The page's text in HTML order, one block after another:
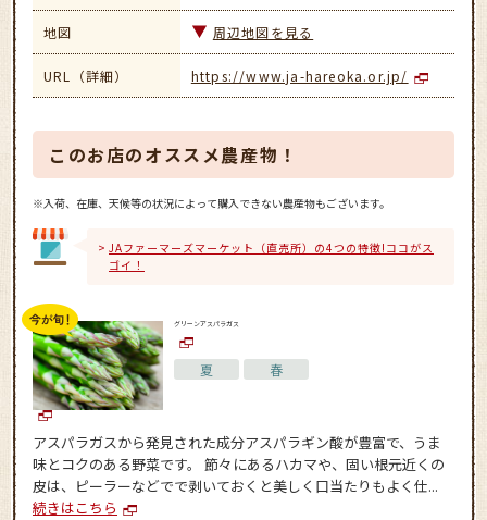
地図 周辺地図を見る
URL（詳細） https://www.ja-hareoka.or.jp/
このお店のオススメ農産物！
※入荷、在庫、天候等の状況によって購入できない農産物もございます。
JAファーマーズマーケット（直売所）の4つの特徴!ココがス
ゴイ！
グリーンアスパラガス
夏 春
アスパラガスから発見された成分アスパラギン酸が豊富で、うま
味とコクのある野菜です。 節々にあるハカマや、固い根元近くの
皮は、ピーラーなどでで剥いておくと美しく口当たりもよく仕...
続きはこちら